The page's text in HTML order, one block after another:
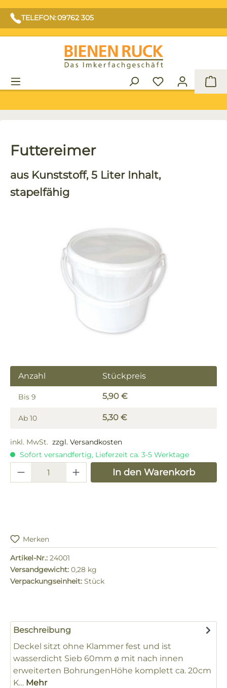
TELEFON: 09762 305
Futtereimer
aus Kunststoff, 5 Liter Inhalt,
stapelfähig
Bildergalerie überspringen
Anzahl Stückpreis
Bis 9 5,90 €
Ab 10 5,30 €
inkl. MwSt. zzgl. Versandkosten
Sofort versandfertig, Lieferzeit ca. 3-5 Werktage
Produkt Anzahl: Gib denIn den Warenkorb
Merken
Artikel-Nr.: 24001
Versandgewicht: 0,28 kg
Verpackungseinheit: Stück
Beschreibung
Deckel sitzt ohne Klammer fest und ist
wasserdicht Sieb 60mm ø mit nach innen
erweiterten BohrungenHöhe komplett ca. 20cm
K… Mehr